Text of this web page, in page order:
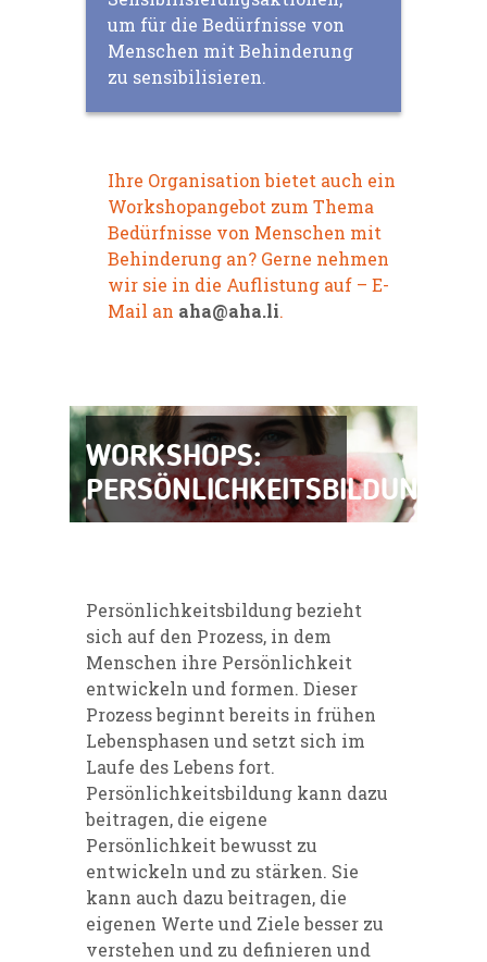
um für die Bedürfnisse von
Menschen mit Behinderung
zu sensibilisieren.
Ihre Organisation bietet auch ein
Workshopangebot zum Thema
Bedürfnisse von Menschen mit
Behinderung an? Gerne nehmen
wir sie in die Auflistung auf – E-
Mail an aha@aha.li.
WORKSHOPS:
PERSÖNLICHKEITSBILDUNG
Persönlichkeitsbildung bezieht
sich auf den Prozess, in dem
Menschen ihre Persönlichkeit
entwickeln und formen. Dieser
Prozess beginnt bereits in frühen
Lebensphasen und setzt sich im
Laufe des Lebens fort.
Persönlichkeitsbildung kann dazu
beitragen, die eigene
Persönlichkeit bewusst zu
entwickeln und zu stärken. Sie
kann auch dazu beitragen, die
eigenen Werte und Ziele besser zu
verstehen und zu definieren und